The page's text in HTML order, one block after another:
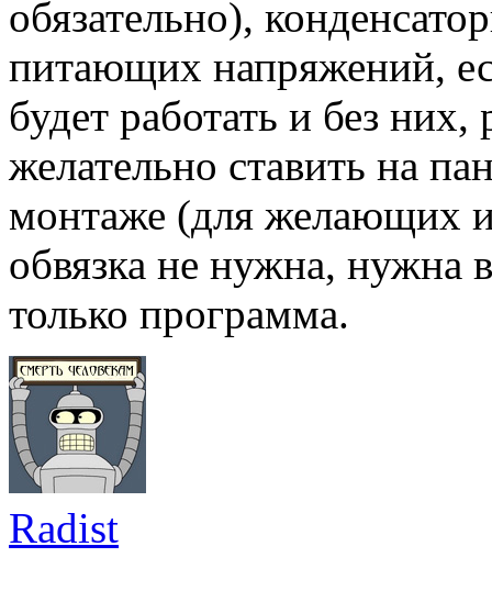
обязательно),
питающих напряжений,
будет работать и без
желательно ставить на
монтаже (для желающих
обвязка не нужна, нужна
только программа.
Radist